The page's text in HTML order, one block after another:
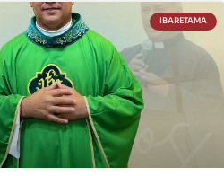
IBARETAMA